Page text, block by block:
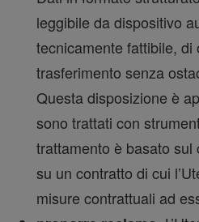
leggibile da dispositivo
tecnicamente fattibile, di
trasferimento senza
Questa disposizione è
sono trattati con
trattamento è basato sul
su un contratto di cui
misure contrattuali ad